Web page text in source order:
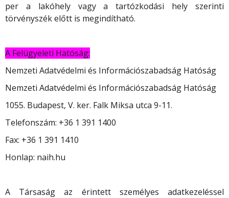
per a lakóhely vagy a tartózkodási hely szerinti
törvényszék előtt is megindítható.
A Felügyeleti Hatóság:
Nemzeti Adatvédelmi és Információszabadság Hatóság
Nemzeti Adatvédelmi és Információszabadság Hatóság
1055. Budapest, V. ker. Falk Miksa utca 9-11.
Telefonszám: +36 1 391 1400
Fax: +36 1 391 1410
Honlap: naih.hu
A Társaság az érintett személyes adatkezeléssel